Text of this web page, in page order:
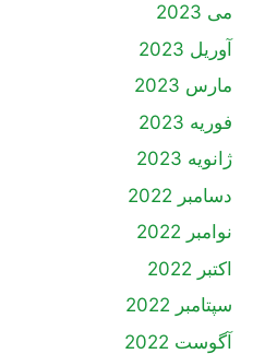
می 2023
آوریل 2023
مارس 2023
فوریه 2023
ژانویه 2023
دسامبر 2022
نوامبر 2022
اکتبر 2022
سپتامبر 2022
آگوست 2022